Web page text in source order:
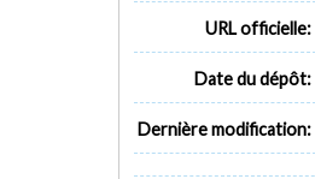
URL officielle:
Date du dépôt:
Dernière modification: